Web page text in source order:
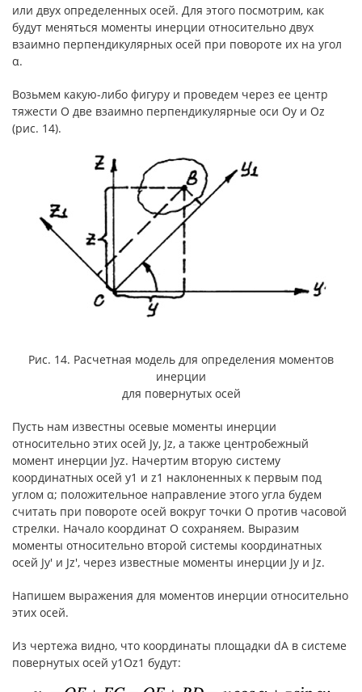
или двух определенных осей. Для этого посмотрим, как
будут меняться моменты инерции относительно двух
взаимно перпендикулярных осей при повороте их на угол
α.
Возьмем какую-либо фигуру и проведем через ее центр
тяжести О две взаимно перпендикулярные оси Оу и Oz
(рис. 14).
Рис. 14. Расчетная модель для определения моментов
инерции
для повернутых осей
Пусть нам известны осевые моменты инерции
относительно этих осей Jy, Jz, а также центробежный
момент инерции Jyz. Начертим вторую систему
координатных осей y1 и z1 наклоненных к первым под
углом α; положительное направление этого угла будем
считать при повороте осей вокруг точки О против часовой
стрелки. Начало координат О сохраняем. Выразим
моменты относительно второй системы координатных
осей Jy′ и Jz′, через известные моменты инерции Jy и Jz.
Напишем выражения для моментов инерции относительно
этих осей.
Из чертежа видно, что координаты площадки dA в системе
повернутых осей y1Oz1 будут: